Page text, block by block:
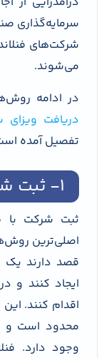
سرمایه‌گذاری
شرکت‌های
می‌شوند.
در ادامه
دریافت ویزای
تفصیل آمده
۱- ثبت شرکت در فنلاند
ثبت شرکت با
اصلی‌ترین
قصد دارند یک
ایجاد کنند و
اقدام کنند.
محدود است و
وجود دارد.